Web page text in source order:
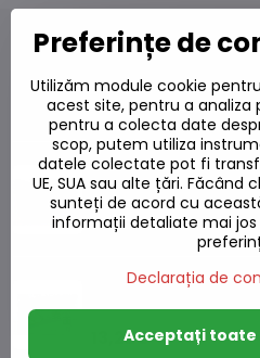
Produse
Tăiței de grâu
Pe stoc
13,22 L
Tăiței proaspeți
13,22 L
Preferințe de
Utilizăm module cookie
acest site, pentru a
pentru a colecta date
scop, putem utiliza
datele colectate pot fi
UE, SUA sau alte țări. Făcând
sunteți de acord cu
informații detaliate mai
Declarația de
Acceptați